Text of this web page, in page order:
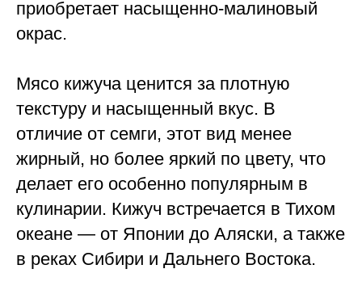
приобретает насыщенно-малиновый
окрас.
Мясо кижуча ценится за плотную
текстуру и насыщенный вкус. В
отличие от семги, этот вид менее
жирный, но более яркий по цвету, что
делает его особенно популярным в
кулинарии. Кижуч встречается в Тихом
океане — от Японии до Аляски, а также
в реках Сибири и Дальнего Востока.